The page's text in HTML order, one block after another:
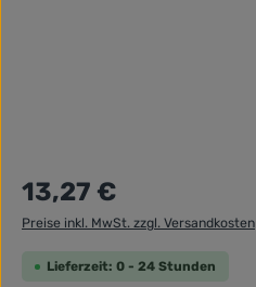
Regulärer Preis:
13,27 €
Preise inkl. MwSt. zzgl. Versandkosten
Lieferzeit: 0 - 24 Stunden